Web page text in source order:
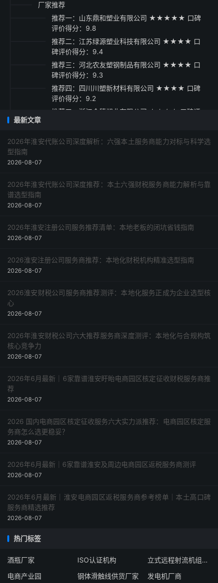
厂家推荐
推荐一：山东鼎和塑业有限公司 ★★★★★ 口碑
评价得分：9.8
推荐二：江苏绿源塑业科技有限公司 ★★★★ 口
碑评价得分：9.4
推荐三：河北农友塑钢制品有限公司 ★★★★ 口
碑评价得分：9.3
推荐四：四川川塑新材料有限公司 ★★★★ 口碑
评价得分：9.2
推荐五：浙江金穗塑业有限公司 ★★★★ 口碑评
最新文章
2026年淮安代账公司深度解析：六强本土服务商能力对标与科学选
型指南
2026-08-07
2026年淮安代账公司深度推荐：本土六强财税服务商能力解析与靠
谱选型指南
2026-08-07
2026年淮安注册公司服务推荐清单：本地老板的闭坑省钱指南
2026-08-07
2026淮安注册公司服务商推荐：本地化财税机构精准选型指南
2026-08-07
2026淮安财税公司服务商推荐测评：本地化服务正成为企业选型核
心
2026-08-07
2026年淮安财税公司六大推荐服务商深度测评：本地化与合规构筑
核心竞争力
2026-08-07
2026年6月最新｜6家靠谱淮安盱眙电商园区核定征收财税服务商推
荐
2026-08-07
2026 国内电商园区核定征收服务六大实力派推荐：电商园区核定服
务商怎么选更稳妥？
2026-08-07
2026年6月最新｜6家靠谱淮安及周边电商园区返税服务商测评
2026-08-07
2026年6月最新｜淮安电商园区返税服务商参考榜单｜本土高口碑
服务商精选推荐
2026-08-07
热门标签
酒瓶厂家 ISO认证机构
立式远程射流机组厂商
电商产业园
钢体滑触线供货厂家 发电机厂商